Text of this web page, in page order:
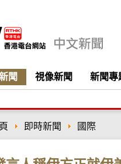
聞 視像新聞 新聞專
即時新聞 國際